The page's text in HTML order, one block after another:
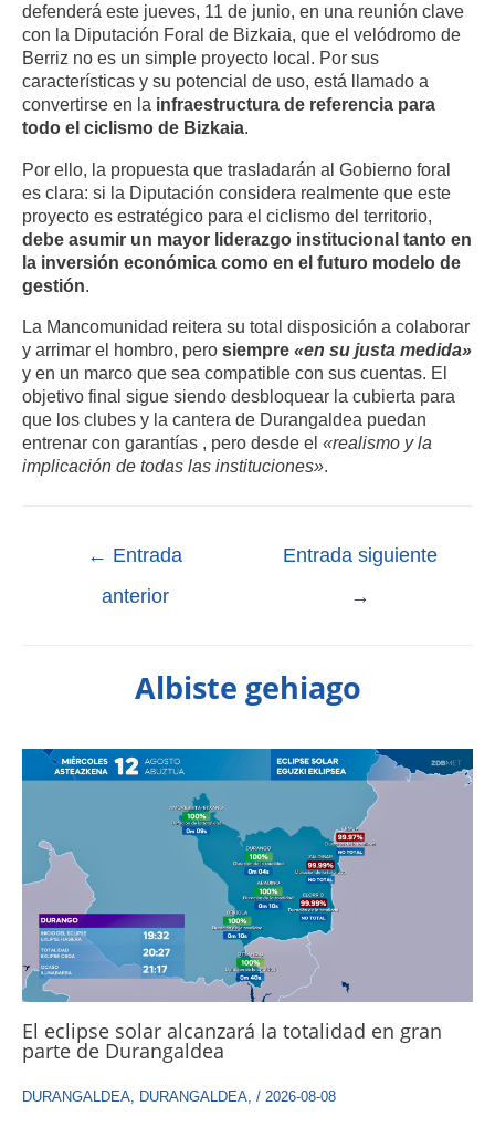
defenderá este jueves, 11 de junio, en una reunión clave
con la Diputación Foral de Bizkaia, que el velódromo de
Berriz no es un simple proyecto local . Por sus
características y su potencial de uso, está llamado a
convertirse en la infraestructura de referencia para
todo el ciclismo de Bizkaia.
Por ello, la propuesta que trasladarán al Gobierno foral
es clara: si la Diputación considera realmente que este
proyecto es estratégico para el ciclismo del territorio,
debe asumir un mayor liderazgo institucional tanto en
la inversión económica como en el futuro modelo de
gestión.
La Mancomunidad reitera su total disposición a colaborar
y arrimar el hombro, pero siempre «en su justa medida»
y en un marco que sea compatible con sus cuentas. El
objetivo final sigue siendo desbloquear la cubierta para
que los clubes y la cantera de Durangaldea puedan
entrenar con garantías , pero desde el «realismo y la
implicación de todas las instituciones».
← Entrada
anterior
Entrada siguiente
→
Albiste gehiago
El eclipse solar alcanzará la totalidad en gran
parte de Durangaldea
DURANGALDEA, DURANGALDEA, / 2026-08-08